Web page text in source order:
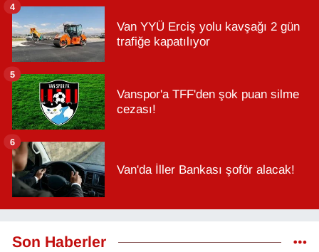
Van YYÜ Erciş yolu kavşağı 2 gün
trafiğe kapatılıyor
4
Vanspor'a TFF'den şok puan silme
cezası!
5
Van'da İller Bankası şoför alacak!
6
Son Haberler